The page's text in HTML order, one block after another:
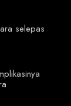
selepas